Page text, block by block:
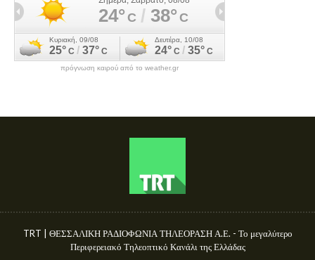
πρόγνωση καιρού από το weather.gr
TRT | ΘΕΣΣΑΛΙΚΗ ΡΑΔΙΟΦΩΝΙΑ ΤΗΛΕΟΡΑΣΗ Α.Ε. - Το μεγαλύτερο
Περιφερειακό Τηλεοπτικό Κανάλι της Ελλάδας